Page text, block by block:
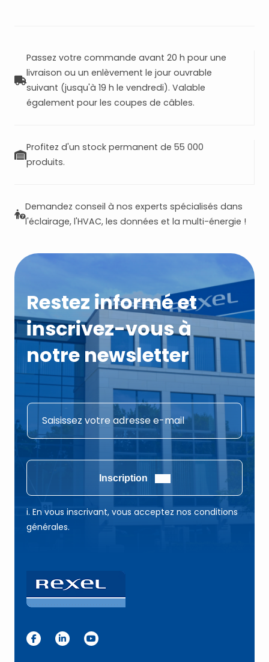
Passez votre commande avant 20 h pour une
livraison ou un enlèvement le jour ouvrable
suivant (jusqu'à 19 h le vendredi). Valable
également pour les coupes de câbles.
Profitez d'un stock permanent de 55 000
produits.
Demandez conseil à nos experts spécialisés dans
l'éclairage, l'HVAC, les données et la multi-énergie !
Restez informé et
inscrivez-vous à
notre newsletter
*
-
i
l
*
E
m
a
l
*
Inscription
i. En vous inscrivant, vous acceptez nos conditions
générales.